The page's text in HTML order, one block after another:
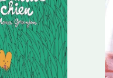
rouges (
- 2024 )
d'infos